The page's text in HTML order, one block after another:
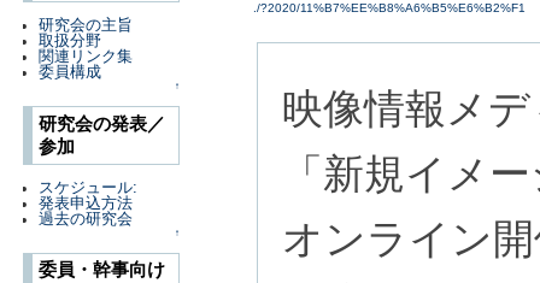
./?2020/11%B7%EE%B8%A6%B5%E6%B2%F1
研究会の主旨
取扱分野
関連リンク集
委員構成
↑
研究会の発表／
参加
スケジュール:
発表申込方法
過去の研究会
↑
委員・幹事向け
映像情報メ
「新規イメ
オンライン